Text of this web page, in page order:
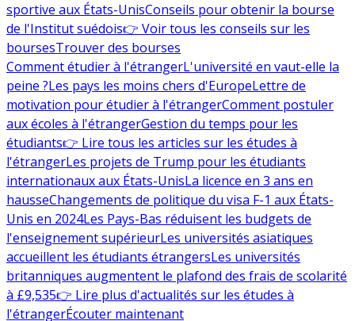
sportive aux États-UnisConseils pour obtenir la bourse
de l'Institut suédois👉 Voir tous les conseils sur les
boursesTrouver des bourses
Comment étudier à l'étrangerL'université en vaut-elle la
peine ?Les pays les moins chers d'EuropeLettre de
motivation pour étudier à l'étrangerComment postuler
aux écoles à l'étrangerGestion du temps pour les
étudiants👉 Lire tous les articles sur les études à
l'étrangerLes projets de Trump pour les étudiants
internationaux aux États-UnisLa licence en 3 ans en
hausseChangements de politique du visa F-1 aux États-
Unis en 2024Les Pays-Bas réduisent les budgets de
l'enseignement supérieurLes universités asiatiques
accueillent les étudiants étrangersLes universités
britanniques augmentent le plafond des frais de scolarité
à £9,535👉 Lire plus d'actualités sur les études à
l'étrangerÉcouter maintenant